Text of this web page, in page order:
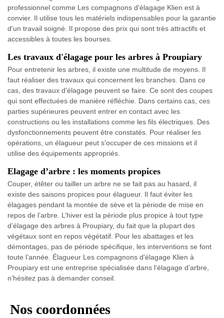
professionnel comme Les compagnons d'élagage Klien est à
convier. Il utilise tous les matériels indispensables pour la garantie
d'un travail soigné. Il propose des prix qui sont très attractifs et
accessibles à toutes les bourses.
Les travaux d'élagage pour les arbres à Proupiary
Pour entretenir les arbres, il existe une multitude de moyens. Il
faut réaliser des travaux qui concernent les branches. Dans ce
cas, des travaux d'élagage peuvent se faire. Ce sont des coupes
qui sont effectuées de manière réfléchie. Dans certains cas, ces
parties supérieures peuvent entrer en contact avec les
constructions ou les installations comme les fils électriques. Des
dysfonctionnements peuvent être constatés. Pour réaliser les
opérations, un élagueur peut s'occuper de ces missions et il
utilise des équipements appropriés.
Elagage d’arbre : les moments propices
Couper, étêter ou tailler un arbre ne se fait pas au hasard, il
existe des saisons propices pour élagueur. Il faut éviter les
élagages pendant la montée de sève et la période de mise en
repos de l’arbre. L’hiver est la période plus propice à tout type
d’élagage des arbres à Proupiary, du fait que la plupart des
végétaux sont en repos végétatif. Pour les abattages et les
démontages, pas de période spécifique, les interventions se font
toute l’année. Élagueur Les compagnons d'élagage Klien à
Proupiary est une entreprise spécialisée dans l’élagage d’arbre,
n’hésitez pas à demander conseil.
Nos coordonnées